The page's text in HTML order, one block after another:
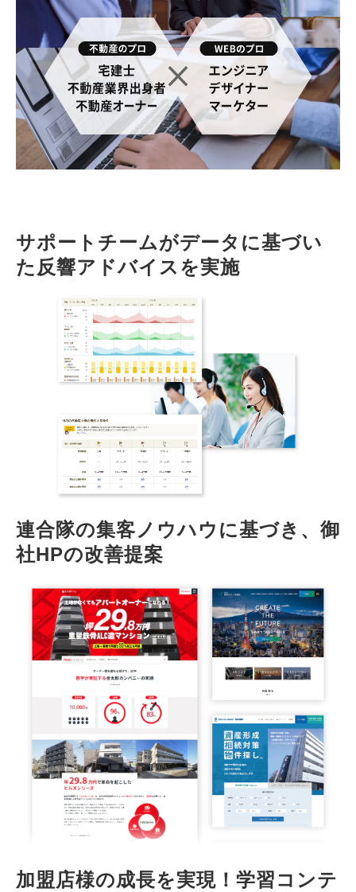
サポートチームがデータに基づい
た反響アドバイスを実施
連合隊の集客ノウハウに基づき、御
社HPの改善提案
加盟店様の成長を実現！学習コンテ